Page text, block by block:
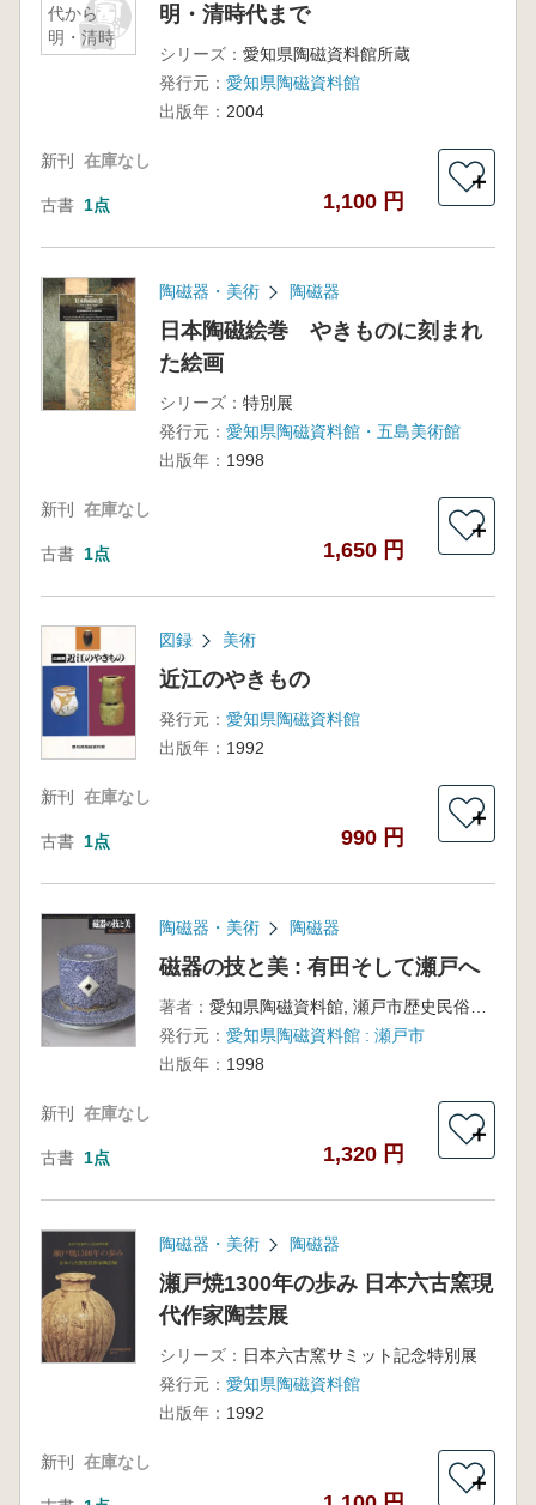
代から
明・清時
代まで
明・清時代まで
シリーズ： 愛知県陶磁資料館所蔵
発行元： 愛知県陶磁資料館
出版年： 2004
新刊 在庫なし
古書 1点 1,100 円
＋
陶磁器・美術 陶磁器
日本陶磁絵巻 やきものに刻まれ
た絵画
シリーズ： 特別展
発行元： 愛知県陶磁資料館・五島美術館
出版年： 1998
新刊 在庫なし
古書 1点 1,650 円
＋
図録 美術
近江のやきもの
発行元： 愛知県陶磁資料館
出版年： 1992
新刊 在庫なし
古書 1点 990 円
＋
陶磁器・美術 陶磁器
磁器の技と美 : 有田そして瀬戸へ
著者：
愛知県陶磁資料館, 瀬戸市歴史民俗資料館編 ; 瀬戸市国際センター, 東海綜合翻訳センター翻訳
発行元： 愛知県陶磁資料館 : 瀬戸市
出版年： 1998
新刊 在庫なし
古書 1点 1,320 円
＋
陶磁器・美術 陶磁器
瀬戸焼1300年の歩み 日本六古窯現
代作家陶芸展
シリーズ： 日本六古窯サミット記念特別展
発行元： 愛知県陶磁資料館
出版年： 1992
新刊 在庫なし
＋